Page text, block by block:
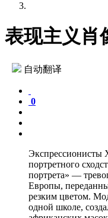
表现主义肖
自动翻译
0
Экспрессионисты
портретного
портрета» —
Европы,
резким цветом.
одной школе,